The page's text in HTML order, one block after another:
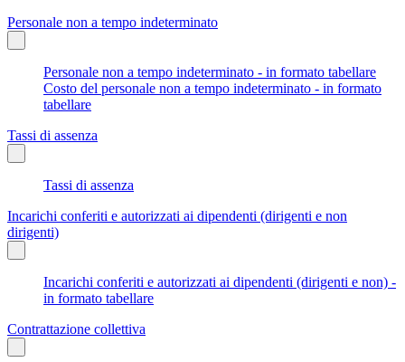
Personale non a tempo indeterminato
Personale non a tempo indeterminato - in formato tabellare
Costo del personale non a tempo indeterminato - in formato
tabellare
Tassi di assenza
Tassi di assenza
Incarichi conferiti e autorizzati ai dipendenti (dirigenti e non
dirigenti)
Incarichi conferiti e autorizzati ai dipendenti (dirigenti e non) -
in formato tabellare
Contrattazione collettiva